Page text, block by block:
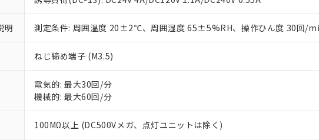
明 測定条件: 周囲温度 20±2℃、周囲湿度 65±5%RH、操作ひん度 30回/
ねじ締め端子 (M3.5)
電気的: 最大30回/分
機械的: 最大60回/分
100MΩ以上 (DC500Vメガ、点灯ユニットは除く)
ている必要があります。
が、当社の製品・サービスに関するお客様との取引・商談に必
さい。
※当社の共同利用者とは、
いる法人を指します。
※3 非含有証明書ダウンロード
EU RoHS指令（10物質）の非含有証明書
51物質の非含有証明書（当社基準）
※本証明書は発行日時点で非含有を証明するもので、過去に遡って非
また、RoHS指令のフタル酸エステル類４物質の対応では、対応完了
混在することから備考欄に対応日を記載しておりました。
既に当社にて対応品への在庫切替を完了していることから、特段の
味します。
「－」：未確認です。当社販売部門へお問い合わせください。
空
白
受注生産機種、また在庫状況の情報を公開していない機種